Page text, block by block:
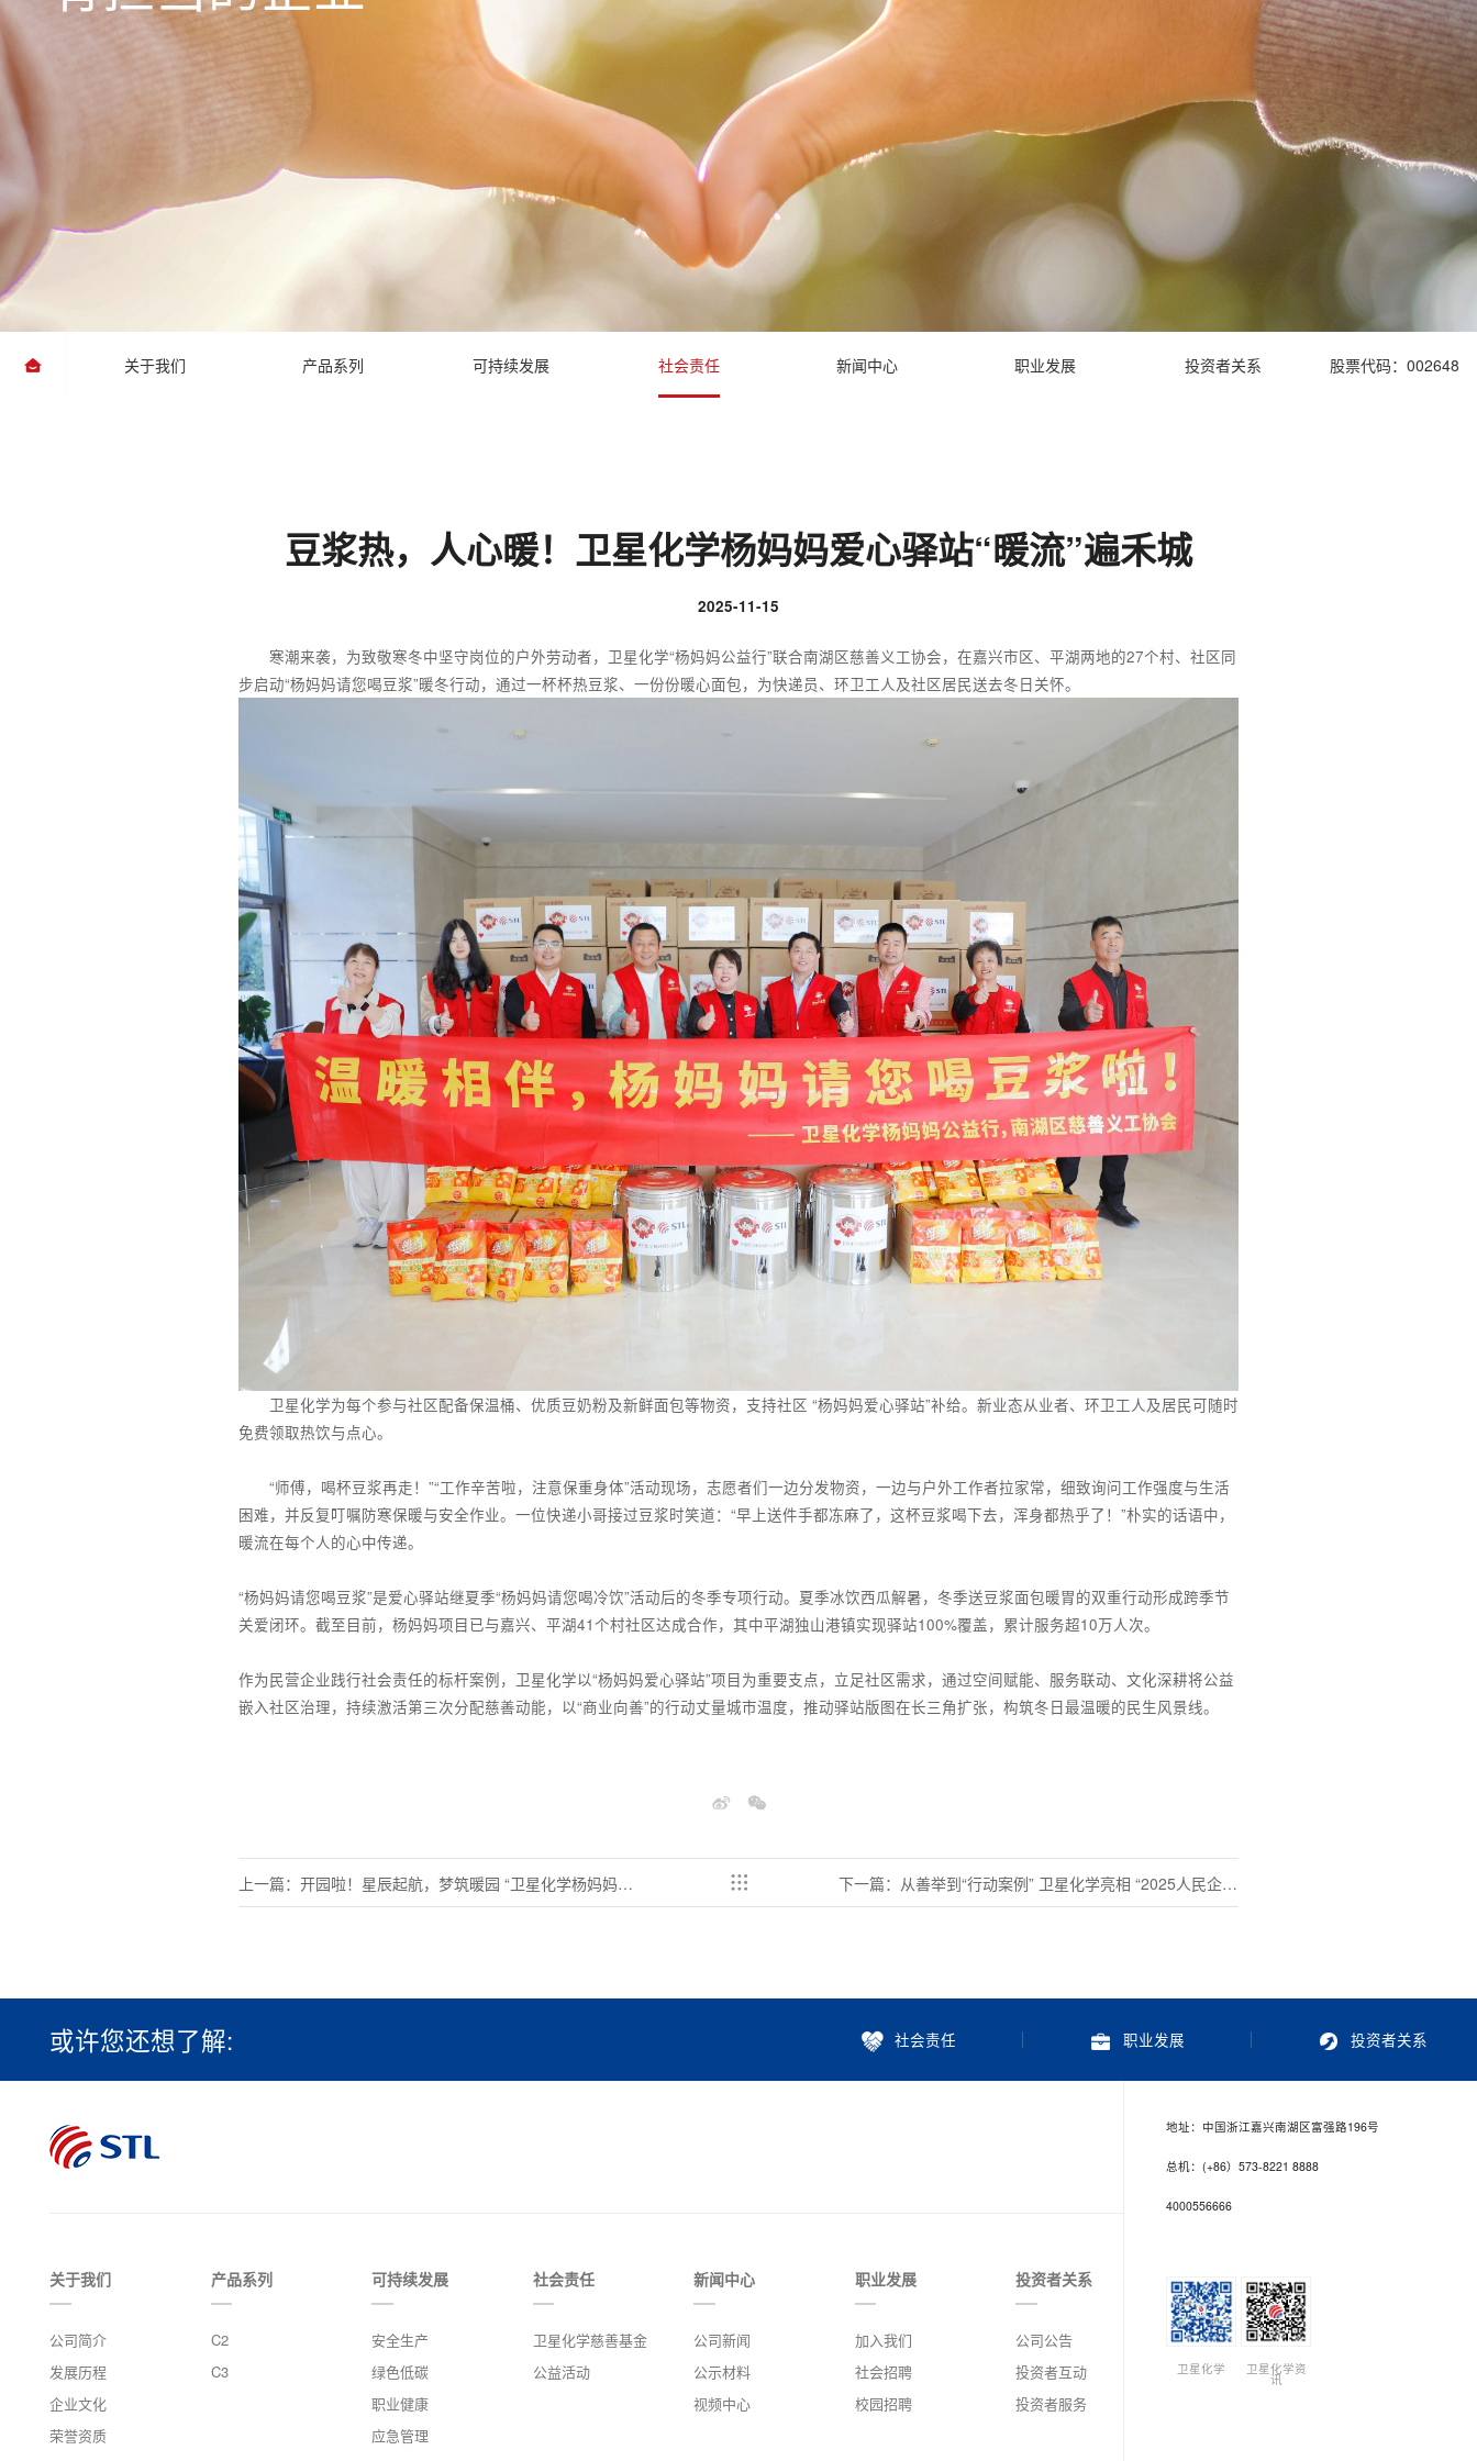
关于我们 产品系列 可持续发展 社会责任 新闻中心 职业发展 投资者关系 股票代码：002648
豆浆热，人心暖！卫星化学杨妈妈爱心驿站“暖流”遍禾城
2025-11-15
寒潮来袭，为致敬寒冬中坚守岗位的户外劳动者，卫星化学“杨妈妈公益行”联合南湖区慈善义工协会，在嘉兴市区、平湖两地的27个村、社区同
步启动“杨妈妈请您喝豆浆”暖冬行动，通过一杯杯热豆浆、一份份暖心面包，为快递员、环卫工人及社区居民送去冬日关怀。
卫星化学为每个参与社区配备保温桶、优质豆奶粉及新鲜面包等物资，支持社区 “杨妈妈爱心驿站”补给。新业态从业者、环卫工人及居民可随时
免费领取热饮与点心。
“师傅，喝杯豆浆再走！”“工作辛苦啦，注意保重身体”活动现场，志愿者们一边分发物资，一边与户外工作者拉家常，细致询问工作强度与生活
困难，并反复叮嘱防寒保暖与安全作业。一位快递小哥接过豆浆时笑道：“早上送件手都冻麻了，这杯豆浆喝下去，浑身都热乎了！”朴实的话语中，
暖流在每个人的心中传递。
“杨妈妈请您喝豆浆”是爱心驿站继夏季“杨妈妈请您喝冷饮”活动后的冬季专项行动。夏季冰饮西瓜解暑，冬季送豆浆面包暖胃的双重行动形成跨季节
关爱闭环。截至目前，杨妈妈项目已与嘉兴、平湖41个村社区达成合作，其中平湖独山港镇实现驿站100%覆盖，累计服务超10万人次。
作为民营企业践行社会责任的标杆案例，卫星化学以“杨妈妈爱心驿站”项目为重要支点，立足社区需求，通过空间赋能、服务联动、文化深耕将公益
嵌入社区治理，持续激活第三次分配慈善动能，以“商业向善”的行动丈量城市温度，推动驿站版图在长三角扩张，构筑冬日最温暖的民生风景线。
上一篇：开园啦！星辰起航，梦筑暖园 “卫星化学杨妈妈爱 下一篇：从善举到“行动案例” 卫星化学亮相 “2025人民企业
或许您还想了解: 社会责任 职业发展 投资者关系
关于我们
公司简介
发展历程
企业文化
荣誉资质
产品系列
C2
C3
可持续发展
安全生产
绿色低碳
职业健康
应急管理
社会责任
卫星化学慈善基金
公益活动
新闻中心
公司新闻
公示材料
视频中心
职业发展
加入我们
社会招聘
校园招聘
投资者关系
公司公告
投资者互动
投资者服务
地址：中国浙江嘉兴南湖区富强路196号
总机：(+86）573-8221 8888
4000556666
卫星化学 卫星化学资
讯